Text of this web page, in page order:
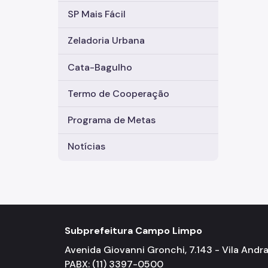
SP Mais Fácil
Zeladoria Urbana
Cata-Bagulho
Termo de Cooperação
Programa de Metas
Notícias
Subprefeitura Campo Limpo
Avenida Giovanni Gronchi, 7.143 - Vila
PABX: (11) 3397-0500